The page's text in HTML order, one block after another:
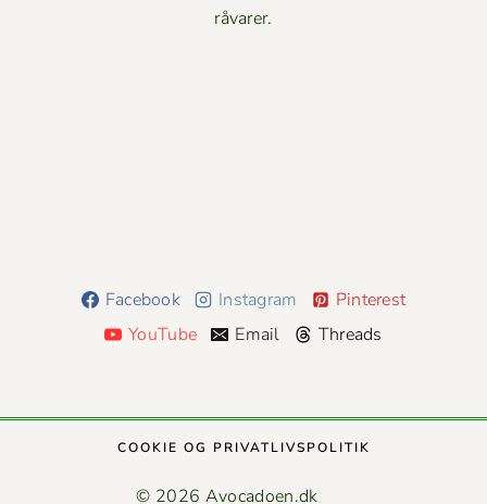
råvarer.
Facebook Instagram
Pinterest
YouTube
Email Threads
COOK­IE OG PRIVATLIVSPOLITIK
© 2026 Avocadoen.dk